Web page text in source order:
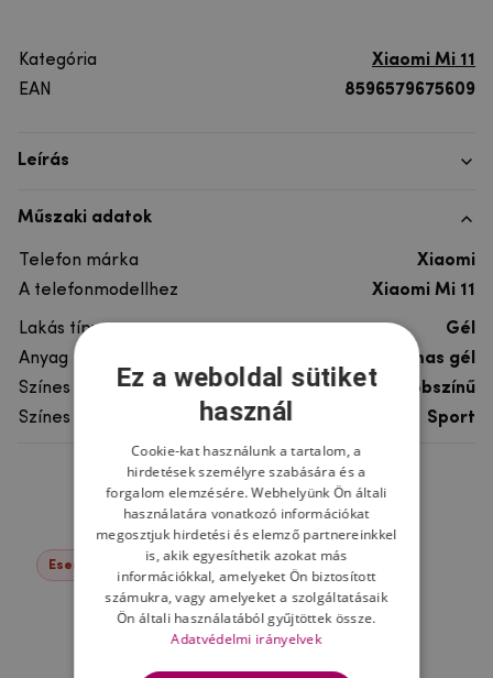
Kategória
Xiaomi Mi 11
EAN
8596579675609
Leírás
Műszaki adatok
Telefon márka
Xiaomi
A telefonmodellhez
Xiaomi Mi 11
Lakás típusa
Gél
Anyag
rugalmas gél
Színes
többszínű
Színes motívum
Sport
Ne felejtsd el
Események -22%
Ez a weboldal sütiket
használ
Cookie-kat használunk a tartalom, a
hirdetések személyre szabására és a
forgalom elemzésére. Webhelyünk Ön általi
használatára vonatkozó információkat
megosztjuk hirdetési és elemző partnereinkkel
is, akik egyesíthetik azokat más
információkkal, amelyeket Ön biztosított
számukra, vagy amelyeket a szolgáltatásaik
Ön általi használatából gyűjtöttek össze.
Adatvédelmi irányelvek